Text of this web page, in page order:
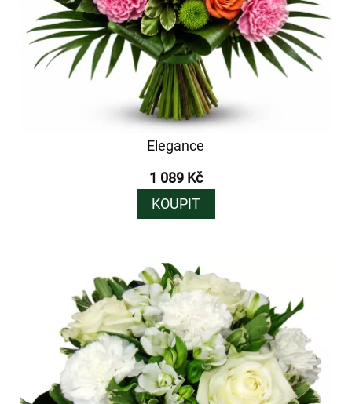
Elegance
1 089 Kč
KOUPIT